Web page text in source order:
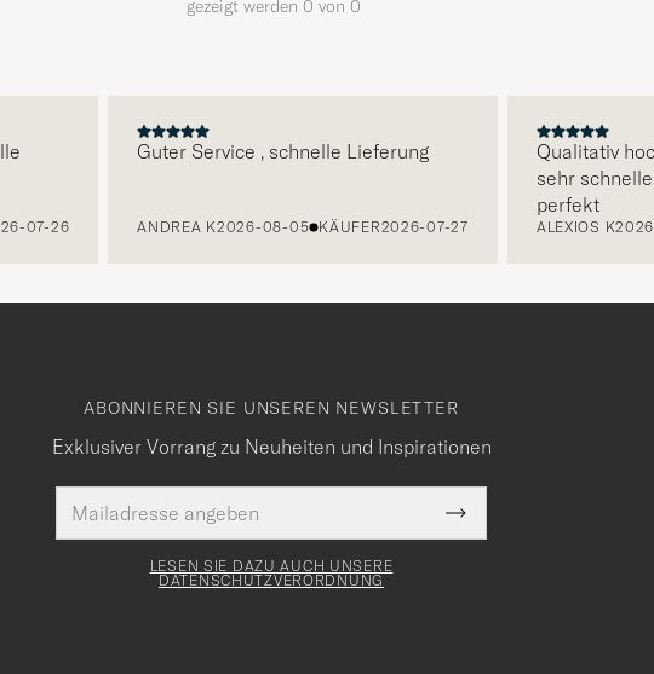
gezeigt werden 0 von 0
07-26
Guter Service , schnelle Lieferung
ANDREA K2026-08-05 KÄUFER2026-07-27
Qualitativ
sehr
perfekt
ALEXIOS K
ABONNIEREN SIE UNSEREN NEWSLETTER
Exklusiver Vorrang zu Neuheiten und Inspirationen
Mail
Adresse
Pflichtfeld
Submit
Newsletter
LESEN SIE DAZU AUCH UNSERE
DATENSCHUTZVERORDNUNG